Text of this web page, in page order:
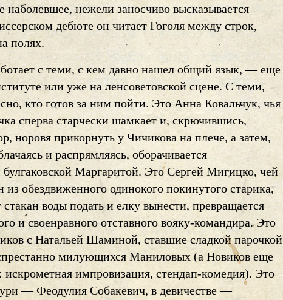
наболевшее, нежели заносчиво высказывается
дебюте он читает Гоголя между строк,
полях.
с теми, с кем давно нашел общий язык, — еще
или уже на ленсоветовской сцене. С теми,
кто готов за ним пойти. Это Анна Ковальчук, чья
сперва старчески шамкает и, скрючившись,
норовя прикорнуть у Чичикова на плече, а затем,
и распрямляясь, оборачивается
булгаковской Маргаритой. Это Сергей Мигицко, чей
обездвиженного одинокого покинутого старика,
воды подать и елку вынести, превращается
и своенравного отставного вояку-командира. Это
с Натальей Шаминой, ставшие сладкой парочкой
милующихся Маниловых (а Новиков еще
импровизация, стендап-комедия). Это
— Феодулия Собакевич, в девичестве —